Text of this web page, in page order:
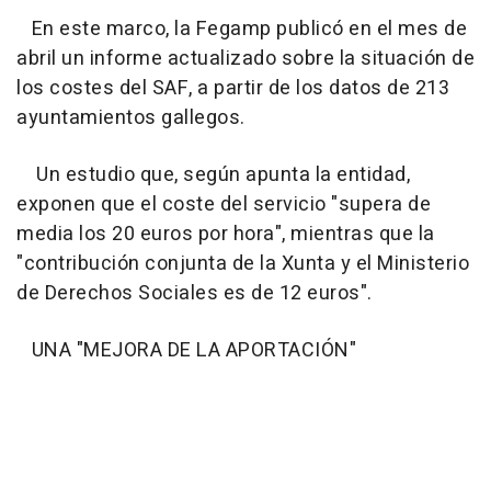
En este marco, la Fegamp publicó en el mes de
abril un informe actualizado sobre la situación de
los costes del SAF, a partir de los datos de 213
ayuntamientos gallegos.
Un estudio que, según apunta la entidad,
exponen que el coste del servicio "supera de
media los 20 euros por hora", mientras que la
"contribución conjunta de la Xunta y el Ministerio
de Derechos Sociales es de 12 euros".
UNA "MEJORA DE LA APORTACIÓN"